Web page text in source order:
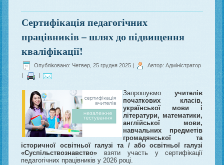
Сертифікація педагогічних
працівників – шлях до підвищення
кваліфікації!
Опубліковано: Четвер, 25 грудня 2025 |
Автор: Адміністратор
Запрошуємо учителів
початкових класів,
української мови і
літератури, математики,
англійської мови,
навчальних предметів
громадянської та
історичної освітньої галузі та / або освітньої галузі
«Суспільствознавство» взяти участь у сертифікації
педагогічних працівників у 2026 році.